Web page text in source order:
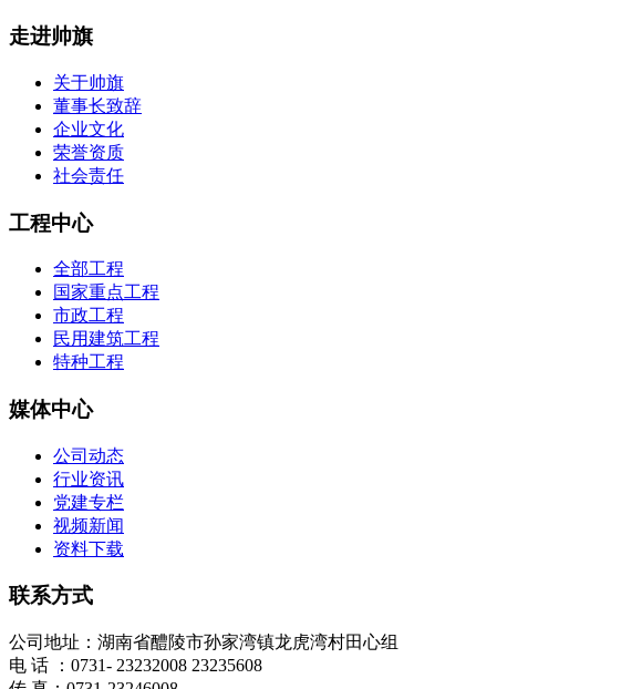
走进帅旗
关于帅旗
董事长致辞
企业文化
荣誉资质
社会责任
工程中心
全部工程
国家重点工程
市政工程
民用建筑工程
特种工程
媒体中心
公司动态
行业资讯
党建专栏
视频新闻
资料下载
联系方式
公司地址：湖南省醴陵市孙家湾镇龙虎湾村田心组
电 话 ：0731- 23232008 23235608